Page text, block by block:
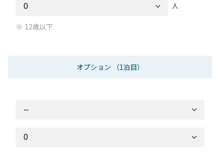
人
12歳以下
オプション （1泊目）